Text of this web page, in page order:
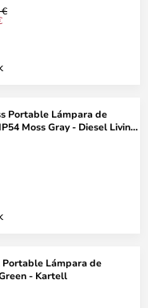
Portable Lámpara de
Moss Gray - Diesel Living
Portable Lámpara de
- Kartell